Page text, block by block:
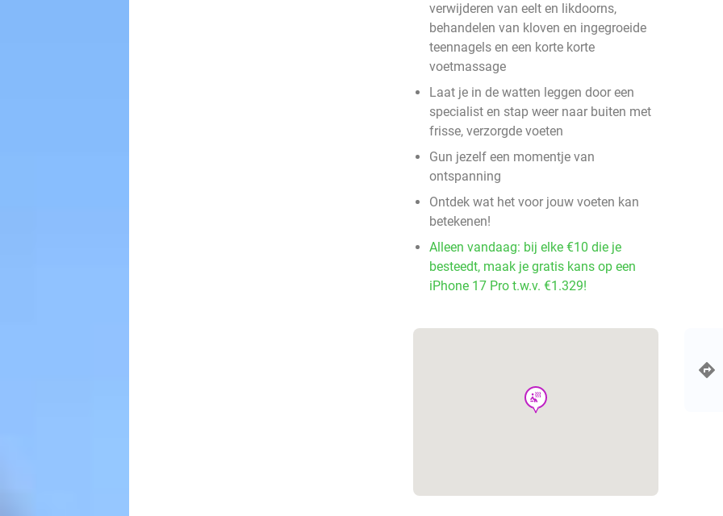
verwijderen van eelt en likdoorns,
behandelen van kloven en ingegroeide
teennagels en een korte korte
voetmassage
Laat je in de watten leggen door een
specialist en stap weer naar buiten met
frisse, verzorgde voeten
Gun jezelf een momentje van
ontspanning
Ontdek wat het voor jouw voeten kan
betekenen!
Alleen vandaag: bij elke €10 die je
besteedt, maak je gratis kans op een
iPhone 17 Pro t.w.v. €1.329!
wellness